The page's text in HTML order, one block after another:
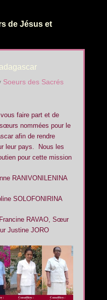
de Jésus et
Soeurs des Sacrés
faire part et de
nommées pour le
afin de rendre
leur pays. Nous les
pour cette mission
RANIVONILENINA
SOLOFONIRINA
RAVAO, Sœur
Justine JORO